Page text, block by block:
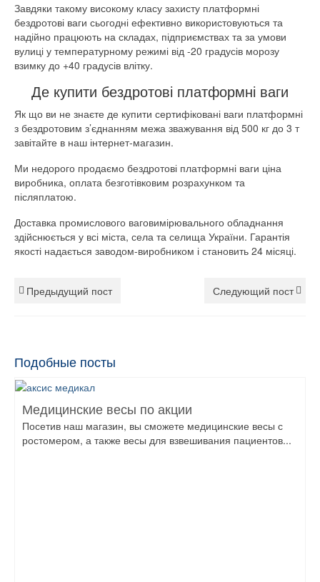
Завдяки такому високому класу захисту платформні
бездротові ваги сьогодні ефективно використовуються та
надійно працюють на складах, підприємствах та за умови
вулиці у температурному режимі від -20 градусів морозу
взимку до +40 градусів влітку.
Де купити бездротові платформні ваги
Як що ви не знаєте де купити сертифіковані ваги платформні
з бездротовим з’єднанням межа зважування від 500 кг до 3 т
завітайте в наш інтернет-магазин.
Ми недорого продаємо бездротові платформні ваги ціна
виробника, оплата безготівковим розрахунком та
післяплатою.
Доставка промислового ваговимірювального обладнання
здійснюється у всі міста, села та селища України. Гарантія
якості надається заводом-виробником і становить 24 місяці.
Предыдущий пост Следующий пост
Подобные посты
Медицинские весы по акции
Посетив наш магазин, вы сможете медицинские весы с
ростомером, а также весы для взвешивания пациентов...